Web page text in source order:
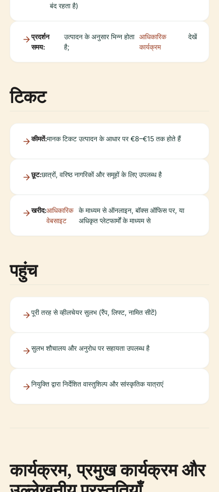
बंद रहता है)
प्रदर्शन
समय:
उत्पादन के अनुसार भिन्न होता
है;
आधिकारिक
कार्यक्रम
देखें
टिकट
कीमतें:मानक टिकट उत्पादन के आधार पर €8–€15 तक होते हैं
छूट:छात्रों, वरिष्ठ नागरिकों और समूहों के लिए उपलब्ध है
खरीद:आधिकारिक
वेबसाइट
के माध्यम से ऑनलाइन, बॉक्स ऑफिस पर, या
अधिकृत प्लेटफार्मों के माध्यम से
पहुंच
पूरी तरह से व्हीलचेयर सुलभ (रैंप, लिफ्ट, नामित सीटें)
सुलभ शौचालय और अनुरोध पर सहायता उपलब्ध है
नियुक्ति द्वारा निर्देशित वास्तुशिल्प और सांस्कृतिक यात्राएं
कार्यक्रम, प्रमुख कार्यक्रम और